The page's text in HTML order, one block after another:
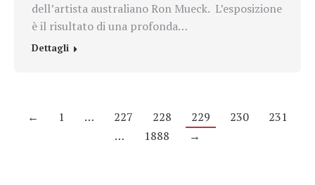
dell’artista australiano Ron Mueck. L’esposizione
è il risultato di una profonda…
Dettagli
← 1 … 227 228 229 230
231
…
1888 →